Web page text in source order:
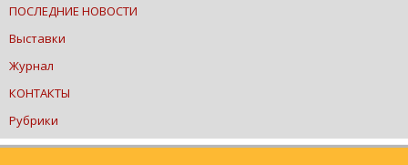
ПОСЛЕДНИЕ НОВОСТИ
Выставки
Журнал
КОНТАКТЫ
Рубрики